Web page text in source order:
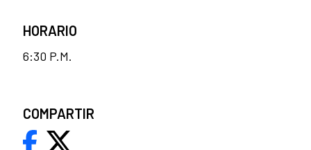
HORARIO
6:30 P.M.
COMPARTIR